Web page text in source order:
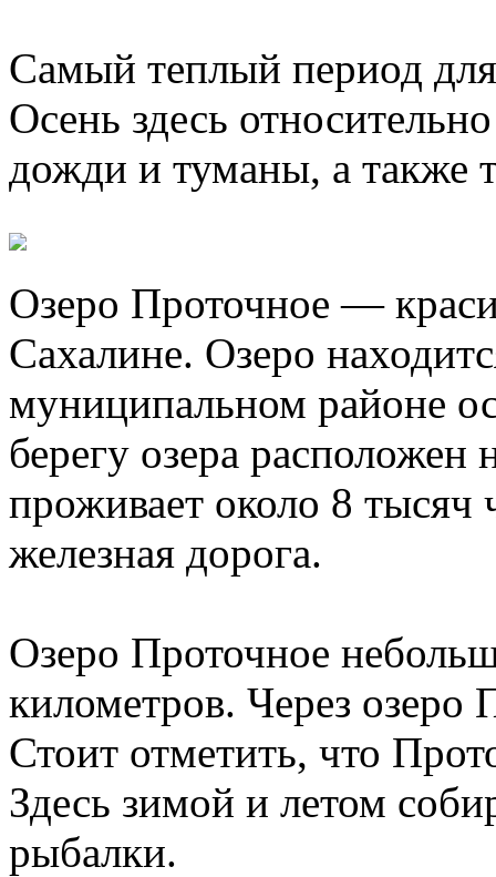
Самый теплый период для
Осень здесь
дожди и туманы, а также
Озеро Проточное —
Сахалине. Озеро
муниципальном районе
берегу озера
проживает около 8 тысяч
железная дорога.
Озеро Проточное
километров. Через озеро
Стоит отметить, что
Здесь зимой и летом
рыбалки.